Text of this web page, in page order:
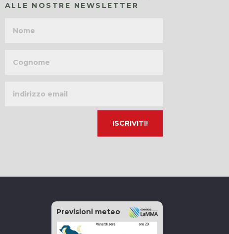
ALLE NOSTRE NEWSLETTER
email
Previsioni meteo